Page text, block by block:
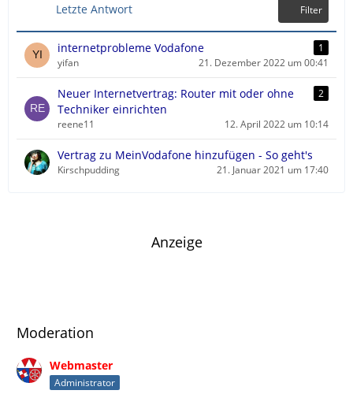
i
t
r
ä
e
Letzte Antwort Filter
internetprobleme Vodafone
1
yifan
21. Dezember 2022 um 00:41
Neuer Internetvertrag: Router mit oder ohne
Techniker einrichten
2
reene11 12. April 2022 um 10:14
Vertrag zu MeinVodafone hinzufügen - So geht's
Kirschpudding 21. Januar 2021 um 17:40
Anzeige
Moderation
Webmaster
Administrator